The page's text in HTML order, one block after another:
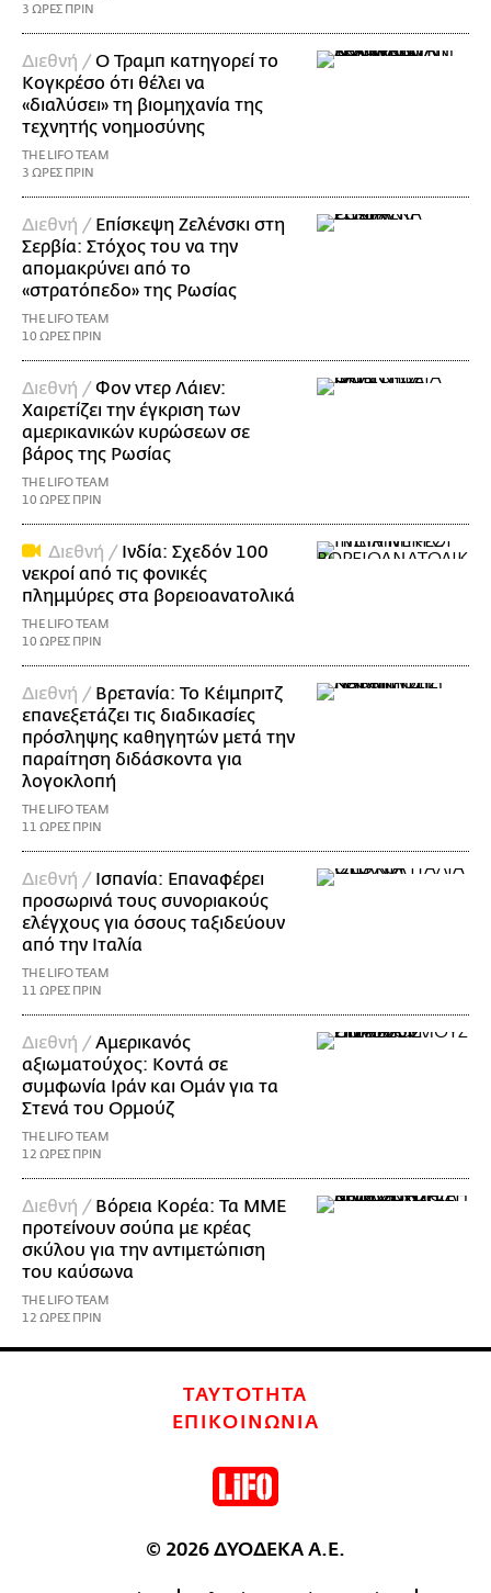
3 ΩΡΕΣ ΠΡΙΝ
Διεθνή /Ο Τραμπ κατηγορεί το
Κογκρέσο ότι θέλει να
«διαλύσει» τη βιομηχανία της
τεχνητής νοημοσύνης
THE LIFO TEAM
3 ΩΡΕΣ ΠΡΙΝ
Διεθνή / Επίσκεψη Ζελένσκι στη
Σερβία: Στόχος του να την
απομακρύνει από το
«στρατόπεδο» της Ρωσίας
THE LIFO TEAM
10 ΩΡΕΣ ΠΡΙΝ
Διεθνή /Φον ντερ Λάιεν:
Χαιρετίζει την έγκριση των
αμερικανικών κυρώσεων σε
βάρος της Ρωσίας
THE LIFO TEAM
10 ΩΡΕΣ ΠΡΙΝ
Διεθνή / Ινδία: Σχεδόν 100
νεκροί από τις φονικές
πλημμύρες στα βορειοανατολικά
THE LIFO TEAM
10 ΩΡΕΣ ΠΡΙΝ
Διεθνή / Βρετανία: Το Κέιμπριτζ
επανεξετάζει τις διαδικασίες
πρόσληψης καθηγητών μετά την
παραίτηση διδάσκοντα για
λογοκλοπή
THE LIFO TEAM
11 ΩΡΕΣ ΠΡΙΝ
Διεθνή / Ισπανία: Επαναφέρει
προσωρινά τους συνοριακούς
ελέγχους για όσους ταξιδεύουν
από την Ιταλία
THE LIFO TEAM
11 ΩΡΕΣ ΠΡΙΝ
Διεθνή /Αμερικανός
αξιωματούχος: Κοντά σε
συμφωνία Ιράν και Ομάν για τα
Στενά του Ορμούζ
THE LIFO TEAM
12 ΩΡΕΣ ΠΡΙΝ
Διεθνή / Βόρεια Κορέα: Τα ΜΜΕ
προτείνουν σούπα με κρέας
σκύλου για την αντιμετώπιση
του καύσωνα
THE LIFO TEAM
12 ΩΡΕΣ ΠΡΙΝ
ΤΑΥΤΟΤΗΤΑ
ΕΠΙΚΟΙΝΩΝΙΑ
© 2026 ΔΥΟΔΕΚΑ Α.Ε.